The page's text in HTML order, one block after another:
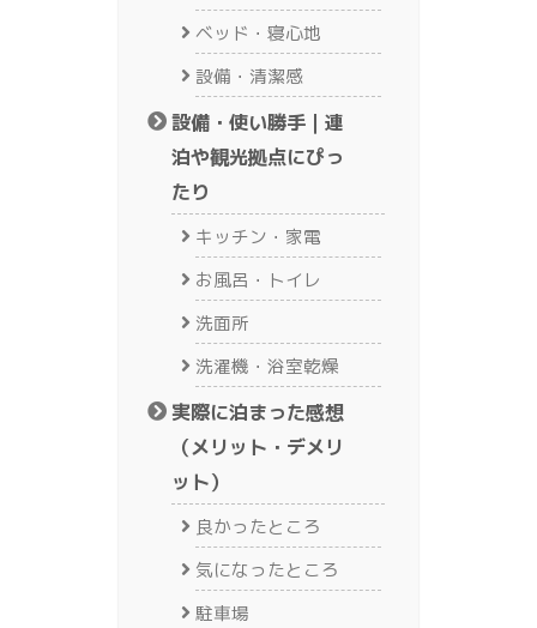
ベッド・寝心地
設備・清潔感
設備・使い勝手｜連
泊や観光拠点にぴっ
たり
キッチン・家電
お風呂・トイレ
洗面所
洗濯機・浴室乾燥
実際に泊まった感想
（メリット・デメリ
ット）
良かったところ
気になったところ
駐車場